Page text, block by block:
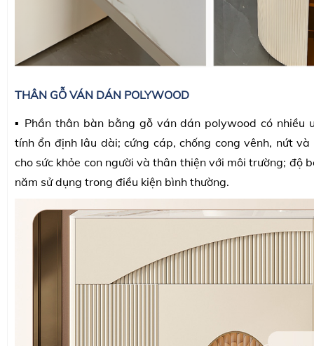
THÂN GỖ VÁN DÁN POLYWOOD
▪️ Phần thân bàn bằng gỗ ván dán polywood có nhiều
tính ổn định lâu dài; cứng cáp, chống cong vênh, nứt
cho sức khỏe con người và thân thiện với môi trường; độ
năm sử dụng trong điều kiện bình thường.